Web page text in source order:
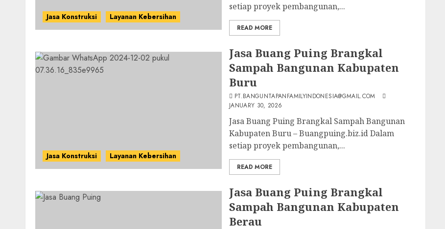
Jasa Konstruksi Layanan Kebersihan
setiap proyek pembangunan,...
READ MORE
Jasa Konstruksi Layanan Kebersihan
Jasa Buang Puing Brangkal
Sampah Bangunan Kabupaten
Buru
PT.BANGUNTAPANFAMILYINDONESIA@GMAIL.COM
JANUARY 30, 2026
Jasa Buang Puing Brangkal Sampah Bangunan
Kabupaten Buru – Buangpuing.biz.id Dalam
setiap proyek pembangunan,...
READ MORE
Jasa Buang Puing Brangkal
Sampah Bangunan Kabupaten
Berau